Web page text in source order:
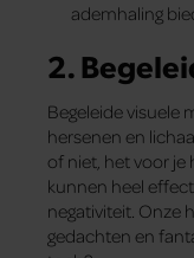
ademhaling
2.
Begeleide visuele
hersenen en
of niet, het voor je
kunnen heel
negativiteit. Onze
gedachten en